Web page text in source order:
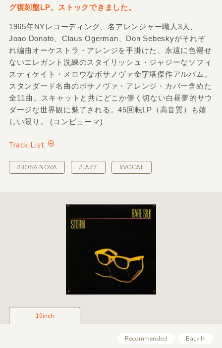
グ復刻盤LP。ストックできました。
1965年NYレコーディング、名アレンジャー職人3人、
Joao Donato、Claus Ogerman、Don Sebeskyがそれぞ
れ編曲オーケストラ・アレンジを手掛けた、永遠に色褪せ
ないエレガント洗練のスタイリッシュ・ジャジーなソフィ
スティケイト・メロウなボサノヴァ金字塔傑作アルバム。
スタンダード名曲のボサノヴァ・アレンジ・カバー含めた
全11曲。スキャットと共にどこか儚く切ない白昼夢的サウ
ダージな世界観に魅了される。45回転LP（高音質）も嬉
しい限り。 (コンピューマ)
Track List
#BOSA NOVA #JAZZ #VOCAL
10inch
Recommended Back In